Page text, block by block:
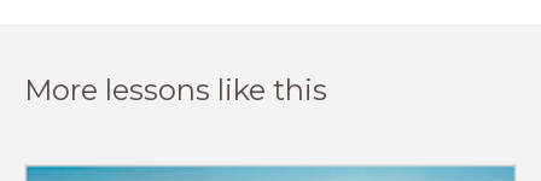
More lessons like this